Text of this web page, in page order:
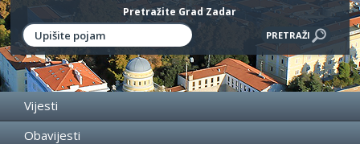
Pretražite Grad Zadar
Vijesti
Obavijesti